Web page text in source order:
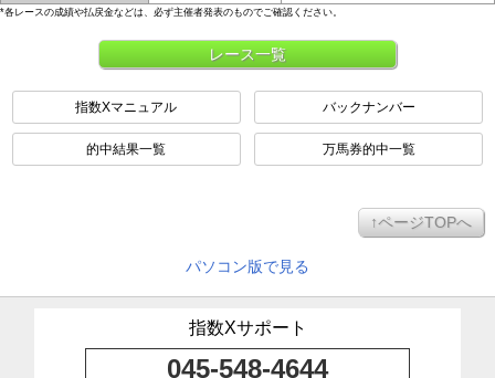
*各レースの成績や払戻金などは、必ず主催者発表のものでご確認ください。
レース一覧
指数Xマニュアル バックナンバー
的中結果一覧 万馬券的中一覧
↑ページTOPへ
パソコン版で見る
指数Xサポート
045-548-4644